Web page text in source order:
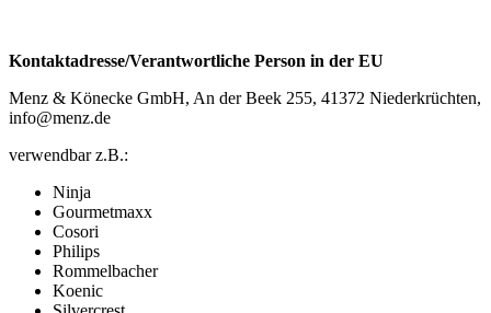
Kontaktadresse/Verantwortliche Person in der EU
Menz & Könecke GmbH, An der Beek 255, 41372 Niederkrüchten,
info@menz.de
verwendbar z.B.:
Ninja
Gourmetmaxx
Cosori
Philips
Rommelbacher
Koenic